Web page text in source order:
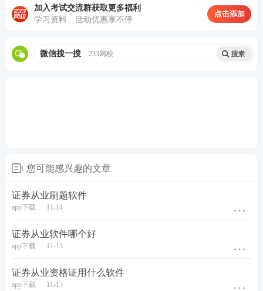
证券从业学习资料包含证券
学习计划、计算题
真题、易混淆考点、必背100句、数字考点等等，总
有一款是你需要的，快来下载吧！【
加入考试交流群获取更多福利
学习资料、活动优惠享不停
点击添加
微信搜一搜 233网校
您可能感兴趣的文章
证券从业刷题软件
app下载 11-14
证券从业软件哪个好
app下载 11-13
证券从业资格证用什么软件
app下载 11-13